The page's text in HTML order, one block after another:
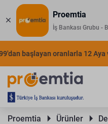
Proemtia
İş Bankası Grubu -
başlayan oranlarla 12 Aya
Proemtia Ürünler